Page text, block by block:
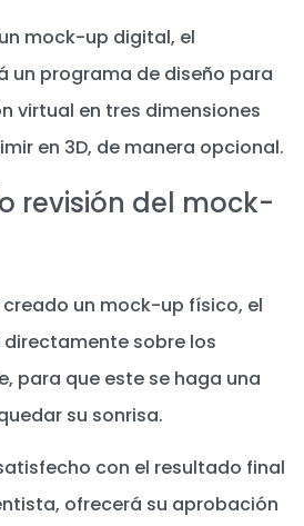
mock-up digital, el
un programa de diseño para
virtual en tres dimensiones
en 3D, de manera opcional.
revisión del mock-
creado un mock-up físico, el
sobre los
para que este se haga una
su sonrisa.
con el resultado final
ofrecerá su aprobación